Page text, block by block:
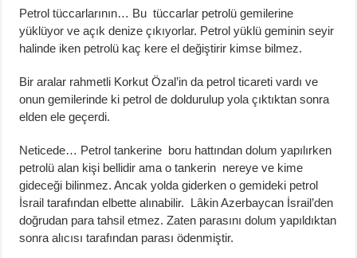
Petrol tüccarlarının… Bu tüccarlar petrolü gemilerine
yüklüyor ve açık denize çıkıyorlar. Petrol yüklü geminin seyir
halinde iken petrolü kaç kere el değiştirir kimse bilmez.
Bir aralar rahmetli Korkut Özal’in da petrol ticareti vardı ve
onun gemilerinde ki petrol de doldurulup yola çıktıktan sonra
elden ele geçerdi.
Neticede… Petrol tankerine boru hattından dolum yapılırken
petrolü alan kişi bellidir ama o tankerin nereye ve kime
gideceği bilinmez. Ancak yolda giderken o gemideki petrol
İsrail tarafından elbette alınabilir. Lâkin Azerbaycan İsrail’den
doğrudan para tahsil etmez. Zaten parasını dolum yapıldıktan
sonra alıcısı tarafından parası ödenmiştir.